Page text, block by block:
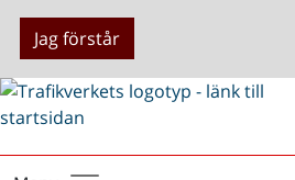
Jag förstår